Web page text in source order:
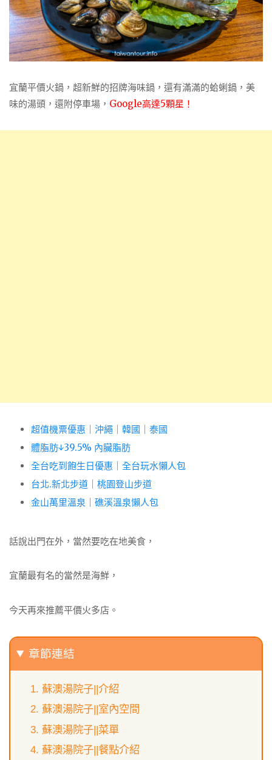
宜蘭平價火鍋，超新鮮的招牌海味鍋，還有滿滿的蛤蜊鍋，美
味的湯頭，還附停車場， Google高達5顆星！
超值機票優惠 沖繩 韓國
泰國
體脂肪↓39.5% 內臟脂肪
全台吃到飽生日優惠
全台玩水懶人包
台北.新北步道
桃園登山步道
金山萬里溫泉
礁溪溫泉懶人包
話說出門在外，當然要吃在地美食，
宜蘭最有名的當然是海鮮，
今天再來推薦平價火多店。
章節連結
蘇澳湯院子||介紹
蘇澳湯院子||室內空間
蘇澳湯院子||菜單
蘇澳湯院子||餐點介紹